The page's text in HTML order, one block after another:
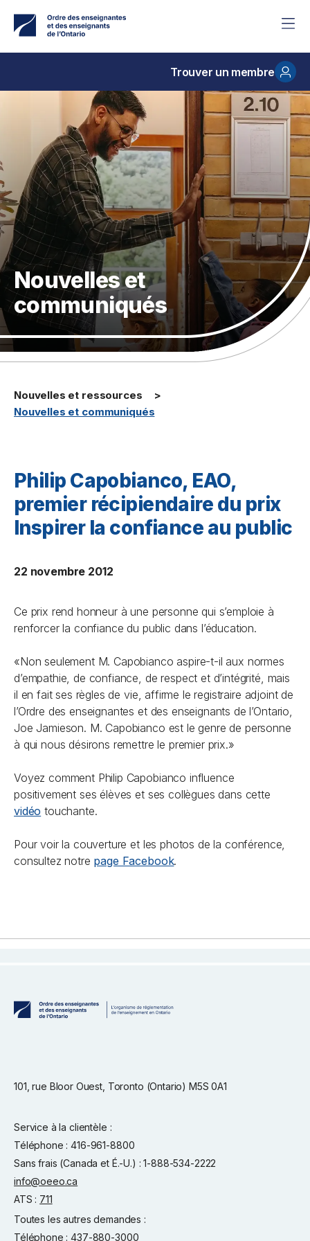
contenu
Trouver un membre
Nouvelles et
communiqués
Nouvelles et ressources
Nouvelles et communiqués
Philip Capobianco, EAO,
premier récipiendaire du prix
Inspirer la confiance au public
22 novembre 2012
Ce prix rend honneur à une personne qui s’emploie à
renforcer la confiance du public dans l’éducation.
«Non seulement M. Capobianco aspire-t-il aux normes
d’empathie, de confiance, de respect et d’intégrité, mais
il en fait ses règles de vie, affirme le registraire adjoint de
l’Ordre des enseignantes et des enseignants de l’Ontario,
Joe Jamieson. M. Capobianco est le genre de personne
à qui nous désirons remettre le premier prix.»
Voyez comment Philip Capobianco influence
positivement ses élèves et ses collègues dans cette
vidéo touchante.
Pour voir la couverture et les photos de la conférence,
consultez notre page Facebook.
101, rue Bloor Ouest, Toronto (Ontario) M5S 0A1
Service à la clientèle :
Téléphone : 416-961-8800
Sans frais (Canada et É.-U.) : 1-888-534-2222
info@oeeo.ca
ATS : 711
Toutes les autres demandes :
Téléphone : 437-880-3000